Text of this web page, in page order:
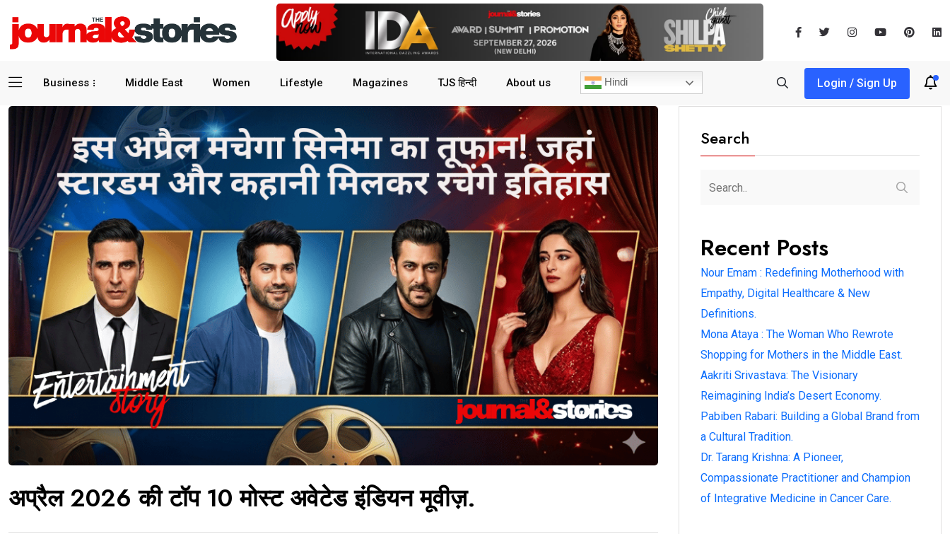
Business Middle East Women Lifestyle Magazines TJS हिन्दी About us Hindi Login / Sign Up
अप्रैल 2026 की टॉप 10 मोस्ट अवेटेड इंडियन मूवीज़.
Search
Recent Posts
Nour Emam : Redefining Motherhood with
Empathy, Digital Healthcare & New
Definitions.
Mona Ataya : The Woman Who Rewrote
Shopping for Mothers in the Middle East.
Aakriti Srivastava: The Visionary
Reimagining India’s Desert Economy.
Pabiben Rabari: Building a Global Brand from
a Cultural Tradition.
Dr. Tarang Krishna: A Pioneer,
Compassionate Practitioner and Champion
of Integrative Medicine in Cancer Care.